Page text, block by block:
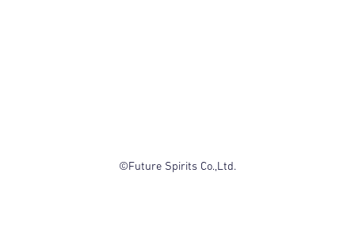
©Future Spirits Co.,Ltd.